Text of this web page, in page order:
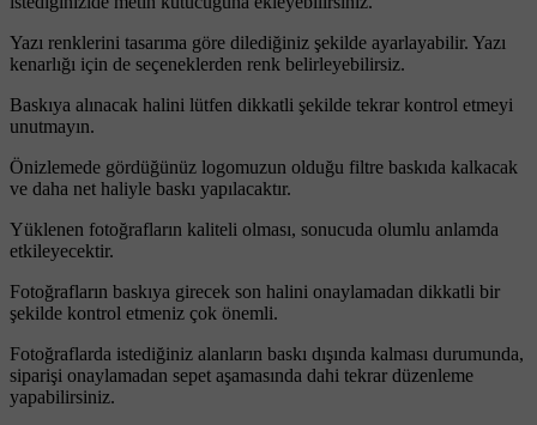
Yazı renklerini tasarıma göre dilediğiniz şekilde ayarlayabilir. Yazı
kenarlığı için de seçeneklerden renk belirleyebilirsiz.
Baskıya alınacak halini lütfen dikkatli şekilde tekrar kontrol etmeyi
unutmayın.
Önizlemede gördüğünüz logomuzun olduğu filtre baskıda kalkacak
ve daha net haliyle baskı yapılacaktır.
Yüklenen fotoğrafların kaliteli olması, sonucuda olumlu anlamda
etkileyecektir.
Fotoğrafların baskıya girecek son halini onaylamadan dikkatli bir
şekilde kontrol etmeniz çok önemli.
Fotoğraflarda istediğiniz alanların baskı dışında kalması durumunda,
siparişi onaylamadan sepet aşamasında dahi tekrar düzenleme
yapabilirsiniz.